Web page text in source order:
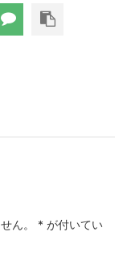
ん。 * が付いてい